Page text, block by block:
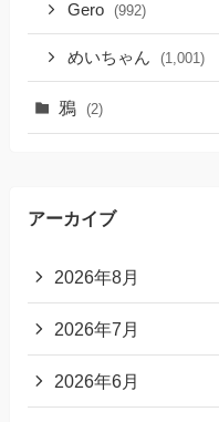
Gero (992)
めいちゃん (1,001)
鴉 (2)
アーカイブ
2026年8月
2026年7月
2026年6月